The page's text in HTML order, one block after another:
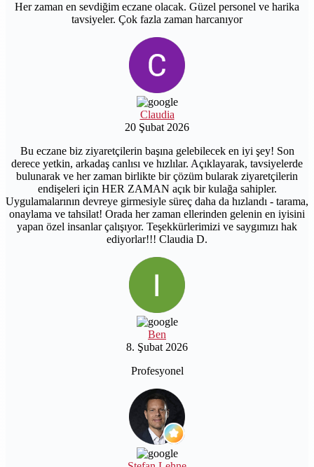
Her zaman en sevdiğim eczane olacak. Güzel personel ve harika
tavsiyeler. Çok fazla zaman harcanıyor
Claudia
20 Şubat 2026
Bu eczane biz ziyaretçilerin başına gelebilecek en iyi şey! Son
derece yetkin, arkadaş canlısı ve hızlılar. Açıklayarak, tavsiyelerde
bulunarak ve her zaman birlikte bir çözüm bularak ziyaretçilerin
endişeleri için HER ZAMAN açık bir kulağa sahipler.
Uygulamalarının devreye girmesiyle süreç daha da hızlandı - tarama,
onaylama ve tahsilat! Orada her zaman ellerinden gelenin en iyisini
yapan özel insanlar çalışıyor. Teşekkürlerimizi ve saygımızı hak
ediyorlar!!! Claudia D.
Ben
8. Şubat 2026
Profesyonel